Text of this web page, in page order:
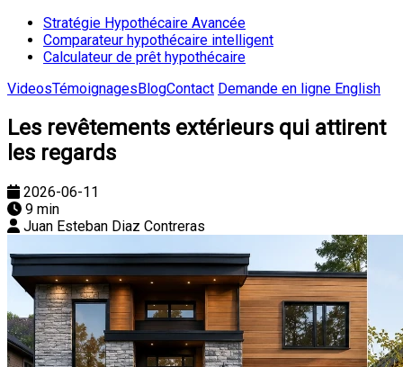
Stratégie Hypothécaire Avancée
Comparateur hypothécaire intelligent
Calculateur de prêt hypothécaire
VideosTémoignagesBlogContact Demande en ligne English
Les revêtements extérieurs qui attirent
les regards
2026-06-11
9 min
Juan Esteban Diaz Contreras